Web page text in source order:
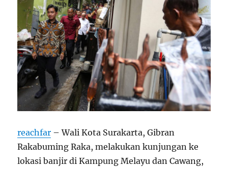
reachfar – Wali Kota Surakarta, Gibran
Rakabuming Raka, melakukan kunjungan ke
lokasi banjir di Kampung Melayu dan Cawang,